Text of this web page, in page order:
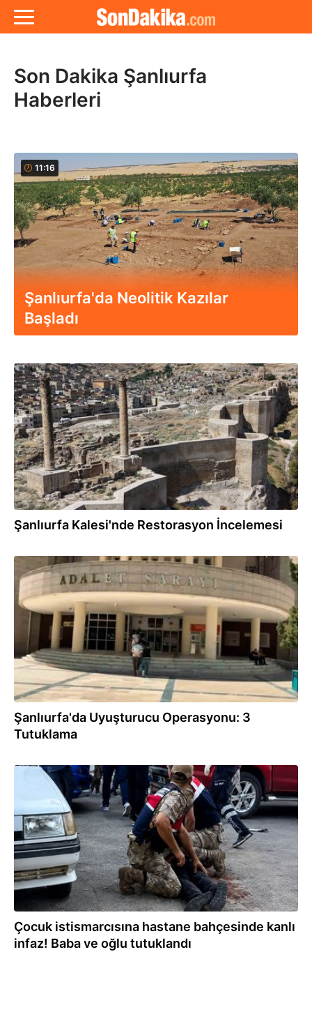
Son Dakika Şanlıurfa
Haberleri
11:16
Şanlıurfa'da Neolitik Kazılar
Başladı
20:25
Şanlıurfa Kalesi'nde Restorasyon İncelemesi
20:16
Şanlıurfa'da Uyuşturucu Operasyonu: 3
Tutuklama
19:31
Çocuk istismarcısına hastane bahçesinde kanlı
infaz! Baba ve oğlu tutuklandı